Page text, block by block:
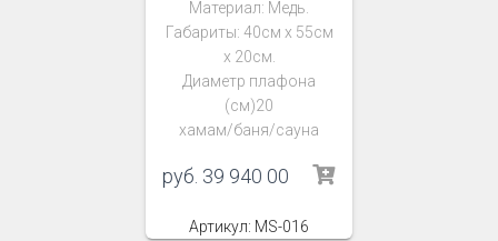
Материал: Медь.
Габариты: 40см х 55см
х 20см.
Диаметр плафона
(см)20
хамам/баня/сауна
руб. 39 940 00
Артикул: MS-016